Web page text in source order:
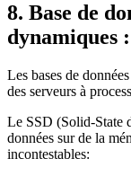
8. Base de
dynamiques :
Les bases de
des serveurs à
Le SSD (Solid-State
données sur de la
incontestables: